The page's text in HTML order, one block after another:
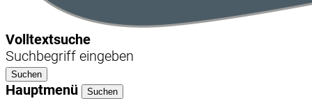
Volltextsuche
Suchbegriff eingeben
Suchen
Hauptmenü Suchen